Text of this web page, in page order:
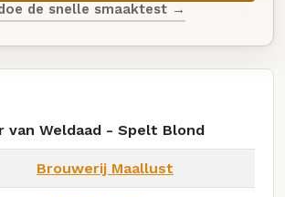
de snelle smaaktest →
van Weldaad - Spelt Blond
Brouwerij Maallust